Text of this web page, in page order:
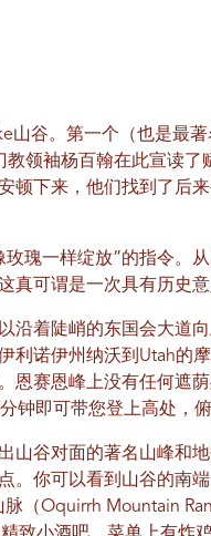
山谷。第一个（也是最
领袖杨百翰在此宣读了
顿下来，他们找到了后
瑰一样绽放”的指令。
真可谓是一次具有历史意
沿着陡峭的东国会大道
利诺伊州纳沃到Utah的
恩赛恩峰上没有任何遮
钟即可带您登上高处，
山谷对面的著名山峰和
。你可以看到山谷的南
（Oquirrh Mountain